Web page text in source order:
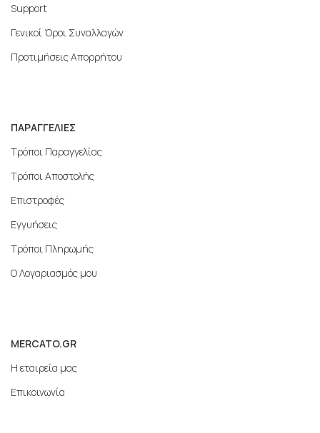
Support
Γενικοί Όροι Συναλλαγών
Προτιμήσεις Απορρήτου
ΠΑΡΑΓΓΕΛΙΕΣ
Τρόποι Παραγγελίας
Τρόποι Αποστολής
Επιστροφές
Εγγυήσεις
Τρόποι Πληρωμής
Ο Λογαριασμός μου
MERCATO.GR
Η εταιρεία μας
Επικοινωνία